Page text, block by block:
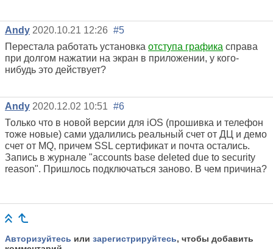
Andy 2020.10.21 12:26 #5
Перестала работать установка отступа графика справа
при долгом нажатии на экран в приложении, у кого-
нибудь это действует?
Andy 2020.12.02 10:51 #6
Только что в новой версии для iOS (прошивка и телефон
тоже новые) сами удалились реальный счет от ДЦ и демо
счет от MQ, причем SSL сертификат и почта остались.
Запись в журнале "accounts base deleted due to security
reason". Пришлось подключаться заново. В чем причина?
Авторизуйтесь или зарегистрируйтесь, чтобы добавить